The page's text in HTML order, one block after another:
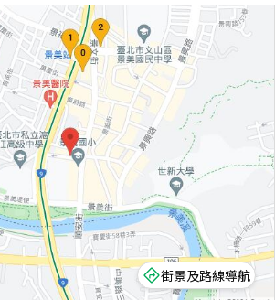
街景及路線導航